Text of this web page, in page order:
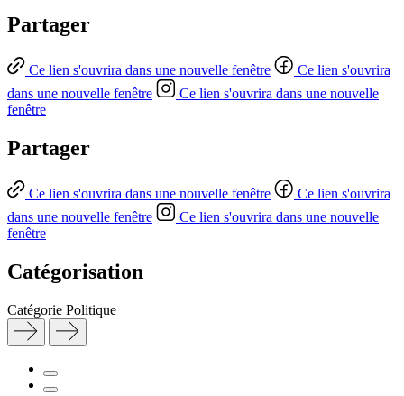
Partager
Ce lien s'ouvrira dans une nouvelle fenêtre
Ce lien s'ouvrira
dans une nouvelle fenêtre
Ce lien s'ouvrira dans une nouvelle
fenêtre
Partager
Ce lien s'ouvrira dans une nouvelle fenêtre
Ce lien s'ouvrira
dans une nouvelle fenêtre
Ce lien s'ouvrira dans une nouvelle
fenêtre
Catégorisation
Catégorie Politique